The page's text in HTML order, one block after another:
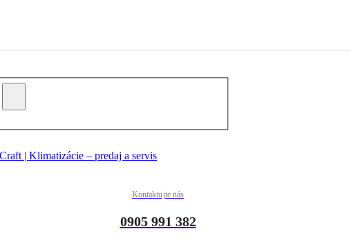
Kontaktujte nás
0905 991 382